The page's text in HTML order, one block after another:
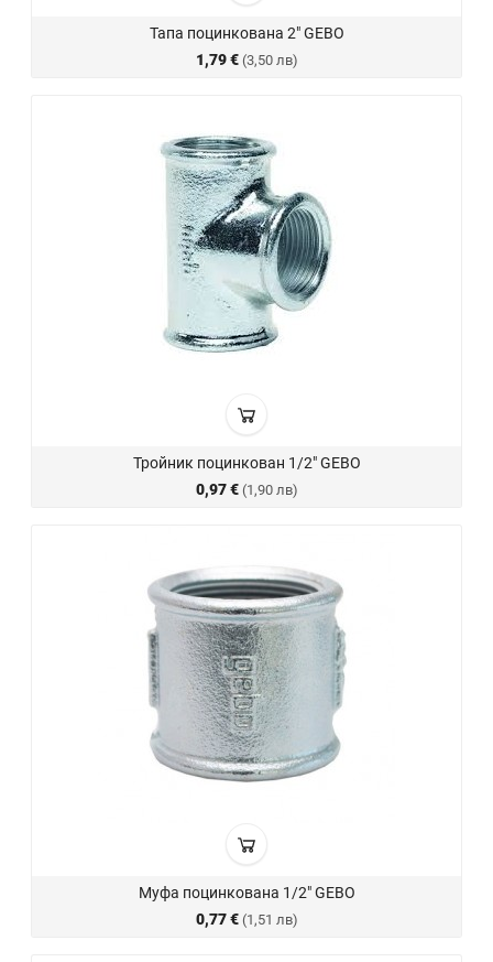
Тапа поцинкована 2" GEBO
1,79 € (3,50 лв)
Тройник поцинкован 1/2" GEBO
0,97 € (1,90 лв)
Муфа поцинкована 1/2" GEBO
0,77 € (1,51 лв)